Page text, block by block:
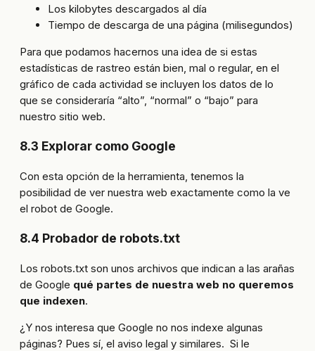
Los kilobytes descargados al día
Tiempo de descarga de una página (milisegundos)
Para que podamos hacernos una idea de si estas
estadísticas de rastreo están bien, mal o regular, en el
gráfico de cada actividad se incluyen los datos de lo
que se consideraría “alto”, “normal” o “bajo” para
nuestro sitio web.
8.3 Explorar como Google
Con esta opción de la herramienta, tenemos la
posibilidad de ver nuestra web exactamente como la ve
el robot de Google.
8.4 Probador de robots.txt
Los robots.txt son unos archivos que indican a las arañas
de Google qué partes de nuestra web no queremos
que indexen.
¿Y nos interesa que Google no nos indexe algunas
páginas? Pues sí, el aviso legal y similares. Si le